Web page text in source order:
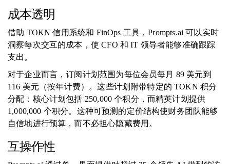
成本透明
借助 TOKN 信用系统和 FinOps 工具，Prompts.ai 可以实时
洞察每次交互的成本，使 CFO 和 IT 领导者能够准确跟踪
支出。
对于企业而言，订阅计划范围为每位会员每月 89 美元到
116 美元（按年计费）。这些计划附带特定的 TOKN 积分
分配：核心计划包括 250,000 个积分，而精英计划提供
1,000,000 个积分。这种可预测的定价结构使财务团队能够
自信地进行预算，而不必担心隐藏费用。
互操作性